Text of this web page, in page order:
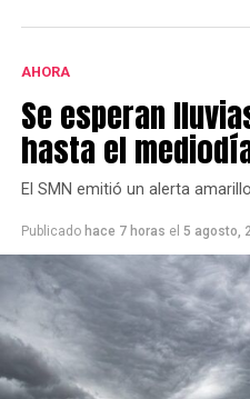
AHORA
Se esperan
hasta el
El SMN emitió un alerta
Publicado hace 7 horas el 5 agosto,